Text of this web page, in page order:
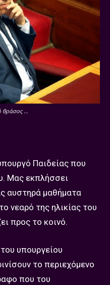
θράσος …
Παιδείας που
Μας εκπλήσσει
αυστηρά μαθήματα
νεαρό της ηλικίας του
προς το κοινό.
υπουργείου
το περιεχόμενο
που του